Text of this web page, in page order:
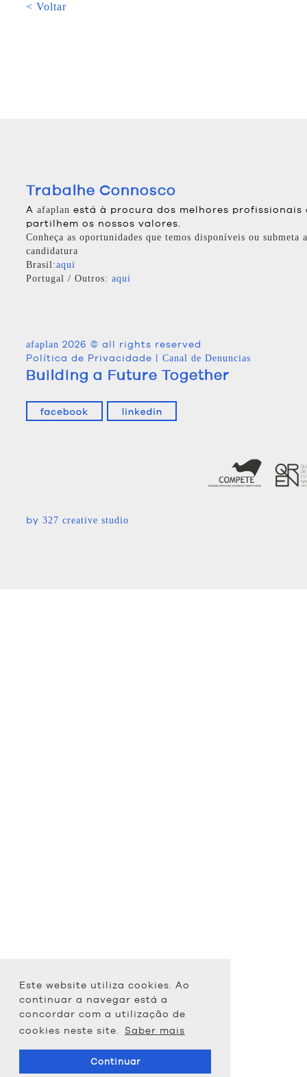
Este website utiliza cookies. Ao
continuar a navegar está a
concordar com a utilização de
cookies neste site. Saber mais
Continuar
< Voltar
Trabalhe Connosco
A afaplan está à procura dos melhores profissionais
partilhem os nossos valores.
Conheça as oportunidades que temos disponíveis ou submeta
candidatura
Brasil:aqui
Portugal / Outros: aqui
afaplan 2026 © all rights reserved
Política de Privacidade | Canal de Denuncias
Building a Future Together
by 327 creative studio